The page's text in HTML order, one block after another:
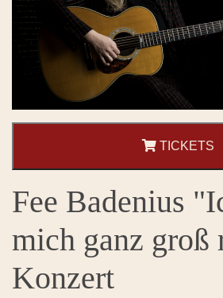
TICKETS
Fee Badenius
mich ganz groß
Konzert